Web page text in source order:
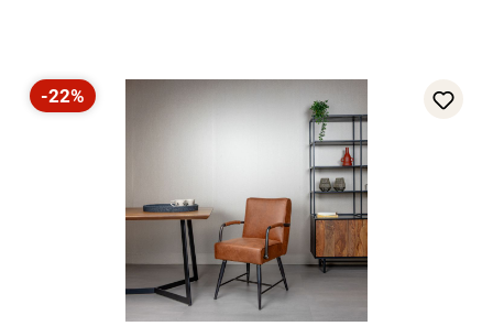
Rabatt
-22%